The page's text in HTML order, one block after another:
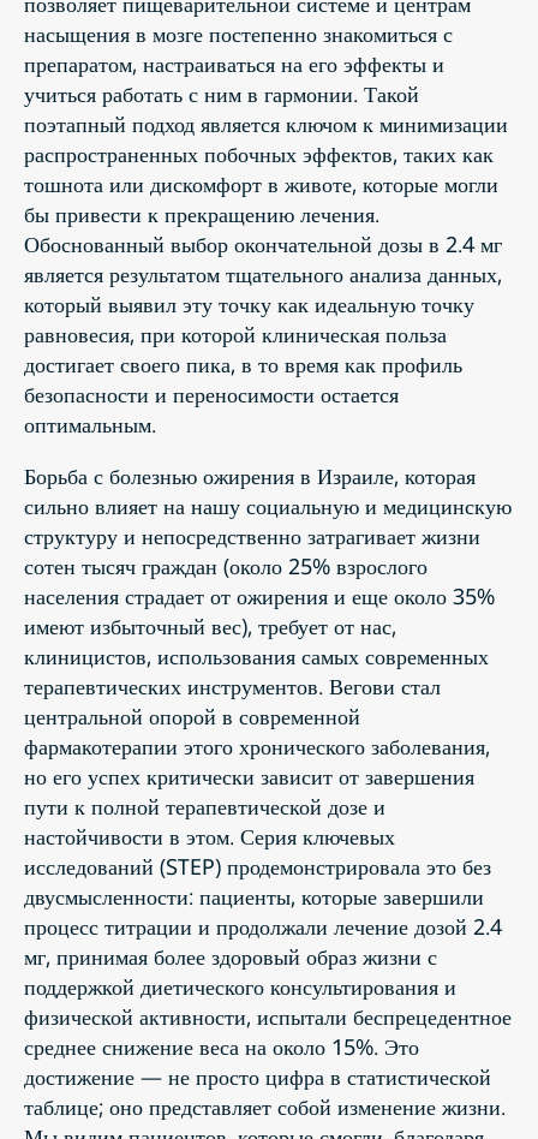
насыщения в мозге постепенно знакомиться с
препаратом, настраиваться на его эффекты и
учиться работать с ним в гармонии. Такой
поэтапный подход является ключом к минимизации
распространенных побочных эффектов, таких как
тошнота или дискомфорт в животе, которые могли
бы привести к прекращению лечения.
Обоснованный выбор окончательной дозы в 2.4 мг
является результатом тщательного анализа данных,
который выявил эту точку как идеальную точку
равновесия, при которой клиническая польза
достигает своего пика, в то время как профиль
безопасности и переносимости остается
оптимальным.
Борьба с болезнью ожирения в Израиле, которая
сильно влияет на нашу социальную и медицинскую
структуру и непосредственно затрагивает жизни
сотен тысяч граждан (около 25% взрослого
населения страдает от ожирения и еще около 35%
имеют избыточный вес), требует от нас,
клиницистов, использования самых современных
терапевтических инструментов. Вегови стал
центральной опорой в современной
фармакотерапии этого хронического заболевания,
но его успех критически зависит от завершения
пути к полной терапевтической дозе и
настойчивости в этом. Серия ключевых
исследований (STEP) продемонстрировала это без
двусмысленности: пациенты, которые завершили
процесс титрации и продолжали лечение дозой 2.4
мг, принимая более здоровый образ жизни с
поддержкой диетического консультирования и
физической активности, испытали беспрецедентное
среднее снижение веса на около 15%. Это
достижение — не просто цифра в статистической
таблице; оно представляет собой изменение жизни.